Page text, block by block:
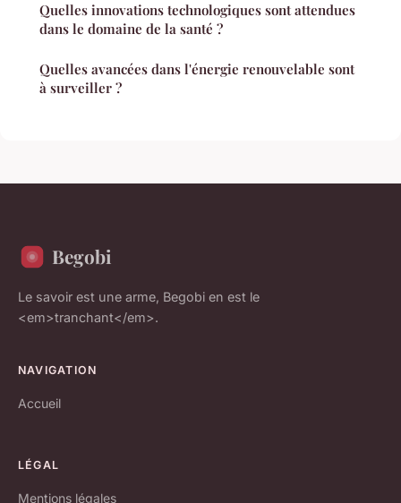
Quelles innovations technologiques sont attendues
dans le domaine de la santé ?
Quelles avancées dans l'énergie renouvelable sont
à surveiller ?
Begobi
Le savoir est une arme, Begobi en est le
<em>tranchant</em>.
NAVIGATION
Accueil
LÉGAL
Mentions légales